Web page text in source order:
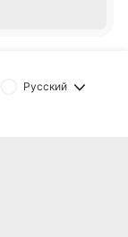
Русский